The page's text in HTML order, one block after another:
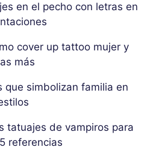
en el pecho con letras en
cover up tattoo mujer y
más
que simbolizan familia en
tatuajes de vampiros para
referencias